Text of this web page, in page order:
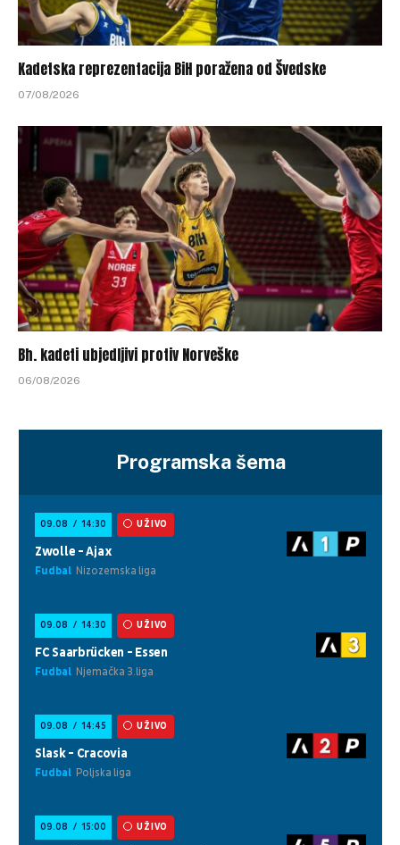
Kadetska reprezentacija BiH poražena od Švedske
07/08/2026
Bh. kadeti ubjedljivi protiv Norveške
06/08/2026
Programska šema